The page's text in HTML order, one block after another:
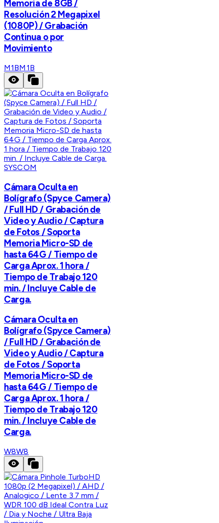
Memoria de 8GB /
Resolución 2 Megapixel
(1080P) / Grabación
Continua o por
Movimiento
M1BM1B
SYSCOM
Cámara Oculta en
Bolígrafo (Spyce Camera)
/ Full HD / Grabación de
Video y Audio / Captura
de Fotos / Soporta
Memoria Micro-SD de
hasta 64G / Tiempo de
Carga Aprox. 1 hora /
Tiempo de Trabajo 120
min. / Incluye Cable de
Carga.
Cámara Oculta en
Bolígrafo (Spyce Camera)
/ Full HD / Grabación de
Video y Audio / Captura
de Fotos / Soporta
Memoria Micro-SD de
hasta 64G / Tiempo de
Carga Aprox. 1 hora /
Tiempo de Trabajo 120
min. / Incluye Cable de
Carga.
W8W8